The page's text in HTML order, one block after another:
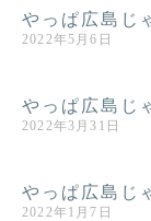
やっぱ広島じ
2022年5月6日
やっぱ広島じ
2022年3月31日
やっぱ広島じ
2022年1月7日